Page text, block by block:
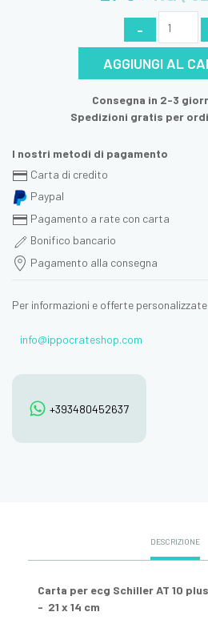
-
AGGIUNGI AL
Consegna in 2-3
Spedizioni gratis per
I nostri metodi di pagamento
Carta di credito
Paypal
Pagamento a rate con carta
Bonifico bancario
Pagamento alla consegna
Per informazioni e offerte
info@ippocrateshop.com
+393480452637
DESCRIZIONE
Carta per ecg Schiller AT 10
- 21 x 14 cm